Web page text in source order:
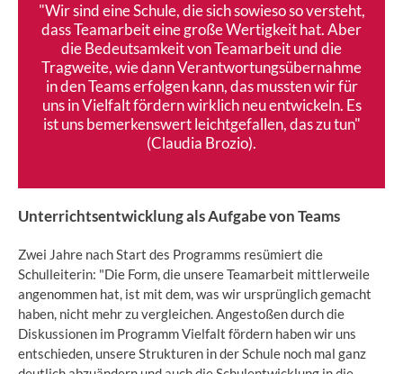
"Wir sind eine Schule, die sich sowieso so versteht,
dass Teamarbeit eine große Wertigkeit hat. Aber
die Bedeutsamkeit von Teamarbeit und die
Tragweite, wie dann Verantwortungsübernahme
in den Teams erfolgen kann, das mussten wir für
uns in Vielfalt fördern wirklich neu entwickeln. Es
ist uns bemerkenswert leichtgefallen, das zu tun"
(Claudia Brozio).
Unterrichtsentwicklung als Aufgabe von Teams
Zwei Jahre nach Start des Programms resümiert die
Schulleiterin: "Die Form, die unsere Teamarbeit mittlerweile
angenommen hat, ist mit dem, was wir ursprünglich gemacht
haben, nicht mehr zu vergleichen. Angestoßen durch die
Diskussionen im Programm Vielfalt fördern haben wir uns
entschieden, unsere Strukturen in der Schule noch mal ganz